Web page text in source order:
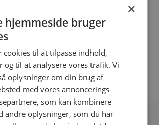
GYMNASIUM
×
hjemmeside bruger
cookies til at tilpasse indhold,
og til at analysere vores trafik. Vi
oplysninger om din brug af
med vores annoncerings-
som kan kombinere
andre oplysninger, som du har